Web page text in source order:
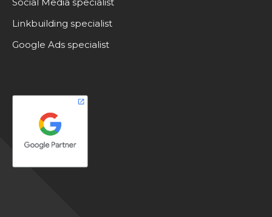
Linkbuilding specialist
Google Ads specialist